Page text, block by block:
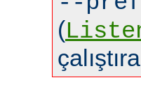
(